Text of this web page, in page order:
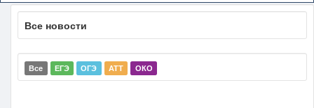
Все новости
Все ЕГЭ ОГЭ АТТ ОКО